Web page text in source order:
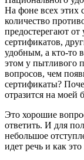
На фоне всех этих
количество
предостерегают
сертификатов,
удобным, а кто-то
этом у пытливого
вопросов, чем
сертификаты?
отразится на моей
Это хорошие
ответить. И для
небольшое
идет речь и как это